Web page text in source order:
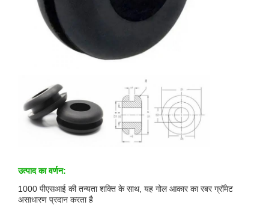
उत्पाद का वर्णन:
1000 पीएसआई की तन्यता शक्ति के साथ, यह गोल आकार का रबर ग्रॉमेट
असाधारण प्रदान करता है